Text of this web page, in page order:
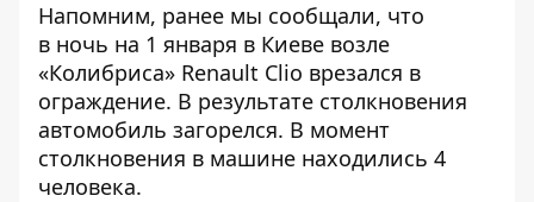
Напомним, ранее мы сообщали, что
в ночь на 1 января в Киеве возле
«Колибриса» Renault Clio врезался в
ограждение. В результате столкновения
автомобиль загорелся. В момент
столкновения в машине находились 4
человека.